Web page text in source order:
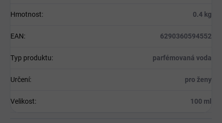
Hmotnost: 0.4 kg
EAN: 6290360594552
Typ produktu: parfémovaná voda
Určení: pro ženy
Velikost: 100 ml